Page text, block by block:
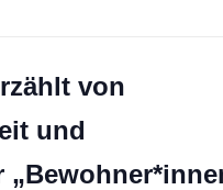
von
und